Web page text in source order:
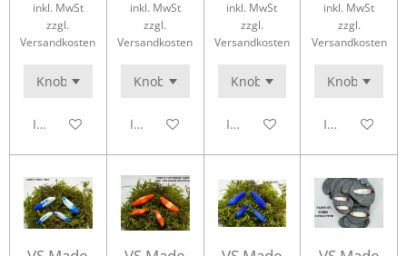
inkl. MwSt
zzgl.
Versandkosten
In den Warenkorb
inkl. MwSt
zzgl.
Versandkosten
In den Warenkorb
inkl. MwSt
zzgl.
Versandkosten
In den Warenkorb
inkl. MwSt
zzgl.
Versandkosten
In den